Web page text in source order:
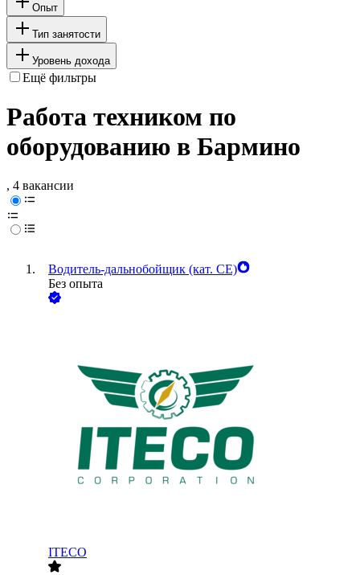
Опыт
Тип занятости
Уровень дохода
Ещё фильтры
Работа техником по
оборудованию в Бармино
, 4 вакансии
Водитель-дальнобойщик (кат. CE)
Без опыта
ITECO